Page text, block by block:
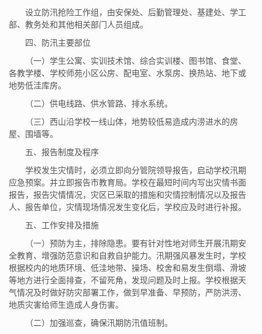
设立防汛抢险工作组，由安保处、后勤管理处、基建处、学工
部、教务处和其他相关部门人员组成。
四、防汛主要部位
（一）学生公寓、实训技术馆、综合实训楼、图书馆、食堂、
各教学楼、学校师苑小区公房、配电室、水泵房、换热站、地下或
地势低洼库房。
（二）供电线路、供水管路、排水系统。
（三）西山沿学校一线山体，地势较低易造成内涝进水的房
屋、围墙等。
五、报告制度及程序
学校发生灾情时，必须立即向分管院领导报告，启动学校汛期
应急预案。并立即报告市教育局。学校在最短时间内写出灾情书面
报告，报告灾情情况，灾区已采取的措施和灾情控制情况以及报告
人、报告单位，灾情现场情况发生变化后，学校应及时进行补报。
五、工作安排及措施
（一）预防为主，排除隐患。要有针对性地对师生开展汛期安
全教育、增强防范意识和自救自护能力。汛期强风暴发生时，学校
根据校内的地质环境、低洼地带、操场、校舍和易发生倒塌、滑坡
等地方进行全面排查，不留死角，发现问题及时上报。学校根据天
气情况及时做好防灾部署工作，做到早准备、早预防，严防洪涝、
地质灾害给师生造成人身伤害。
（二）加强巡查，确保汛期防汛值班制。